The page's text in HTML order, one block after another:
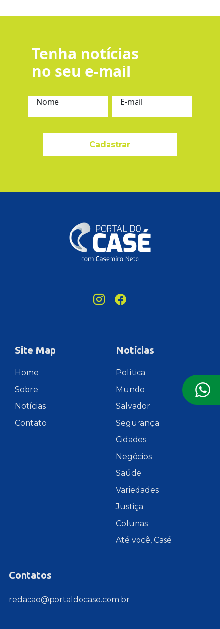
Tenha notícias
no seu e-mail
Nome E-mail
Cadastrar
Site Map
Home
Sobre
Notícias
Contato
Notícias
Política
Mundo
Salvador
Segurança
Cidades
Negócios
Saúde
Variedades
Justiça
Colunas
Até você, Casé
Contatos
redacao@portaldocase.com.br